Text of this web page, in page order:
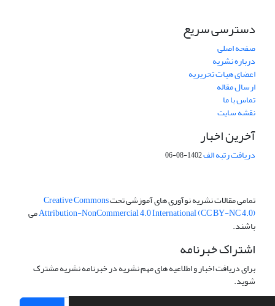
دسترسی سریع
صفحه اصلی
درباره نشریه
اعضای هیات تحریریه
ارسال مقاله
تماس با ما
نقشه سایت
آخرین اخبار
دریافت رتبه الف1402-08-06
تمامی مقالات نشریه نوآوری های آموزشی تحتCreative Commons
Attribution-NonCommercial 4.0 International (CC BY-NC 4.0)می
باشند.
اشتراک خبرنامه
برای دریافت اخبار و اطلاعیه های مهم نشریه در خبرنامه نشریه مشترک
شوید.